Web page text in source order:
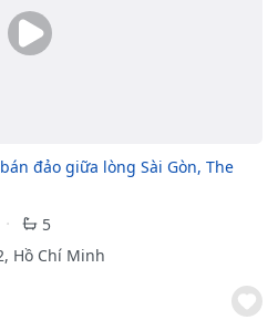
đảo giữa lòng Sài Gòn, The
5
Hồ Chí Minh